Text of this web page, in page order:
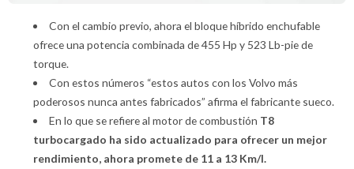
Con el cambio previo, ahora el bloque híbrido enchufable
ofrece una potencia combinada de 455 Hp y 523 Lb-pie de
torque.
Con estos números “estos autos con los Volvo más
poderosos nunca antes fabricados” afirma el fabricante sueco.
En lo que se refiere al motor de combustión T8
turbocargado ha sido actualizado para ofrecer un mejor
rendimiento, ahora promete de 11 a 13 Km/l.